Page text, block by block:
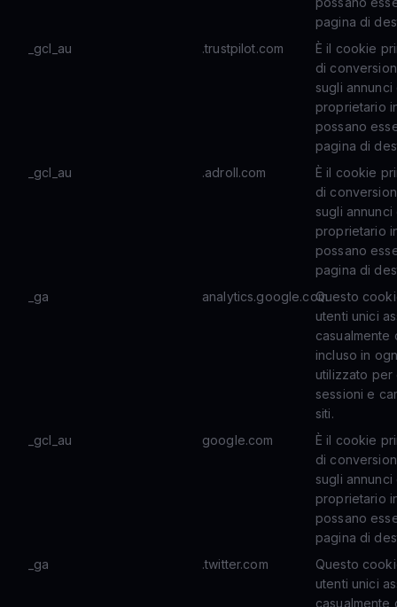
pagina di
_gcl_au
.trustpilot.com
È il cookie
di
sugli
proprietario
possano
pagina di
_gcl_au
.adroll.com
È il cookie
di
sugli
proprietario
possano
pagina di
_ga
analytics.google.comQuesto
utenti unici
casualmente
incluso in
utilizzato per
sessioni e
siti.
_gcl_au
google.com
È il cookie
di
sugli
proprietario
possano
pagina di
_ga
.twitter.com
Questo
utenti unici
casualmente